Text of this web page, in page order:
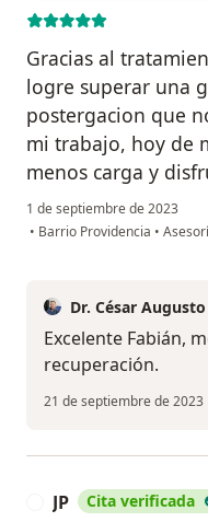
Gracias al
logre superar una
postergacion que
mi trabajo, hoy de
menos carga y
1 de septiembre de 2023
• Barrio Providencia •
Dr. César
Excelente Fabián,
recuperación.
21 de septiembre de 2023
JP Cita verificada